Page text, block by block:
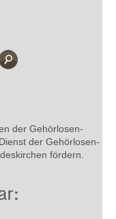
der Gehör­losen­
der Gehör­losen­
fördern.